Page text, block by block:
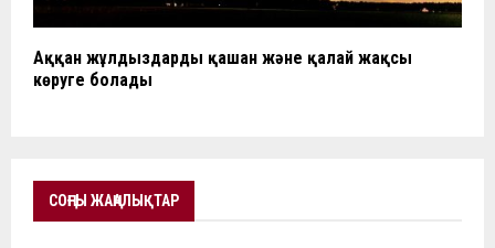
Аққан жұлдыздарды қашан және қалай жақсы
көруге болады
СОҢҒЫ ЖАҢАЛЫҚТАР